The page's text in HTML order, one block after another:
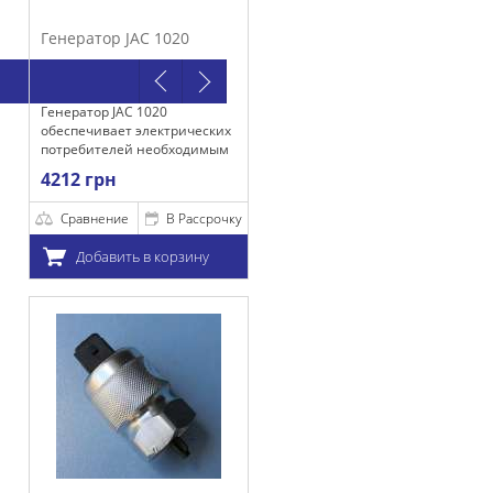
JAC 1020
1020
электрических
необходимым
их работы, а
акумулятора.
В Рассрочку
в корзину